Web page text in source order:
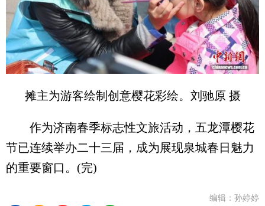
摊主为游客绘制创意樱花彩绘。刘驰原 摄
作为济南春季标志性文旅活动，五龙潭樱花
节已连续举办二十三届，成为展现泉城春日魅力
的重要窗口。(完)
编辑：孙婷婷